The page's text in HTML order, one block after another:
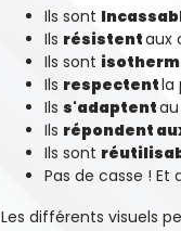
Ils sont
Ils résistentaux
Ils sont
Ils respectentla
Ils s'adaptent
Ils répondent
Ils sont
Pas de casse ! Et
Les différents visuels